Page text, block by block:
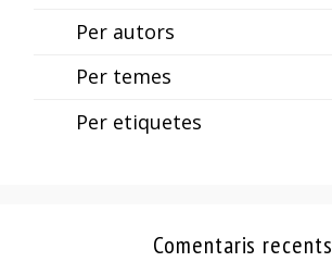
Per autors
Per temes
Per etiquetes
Comentaris recents